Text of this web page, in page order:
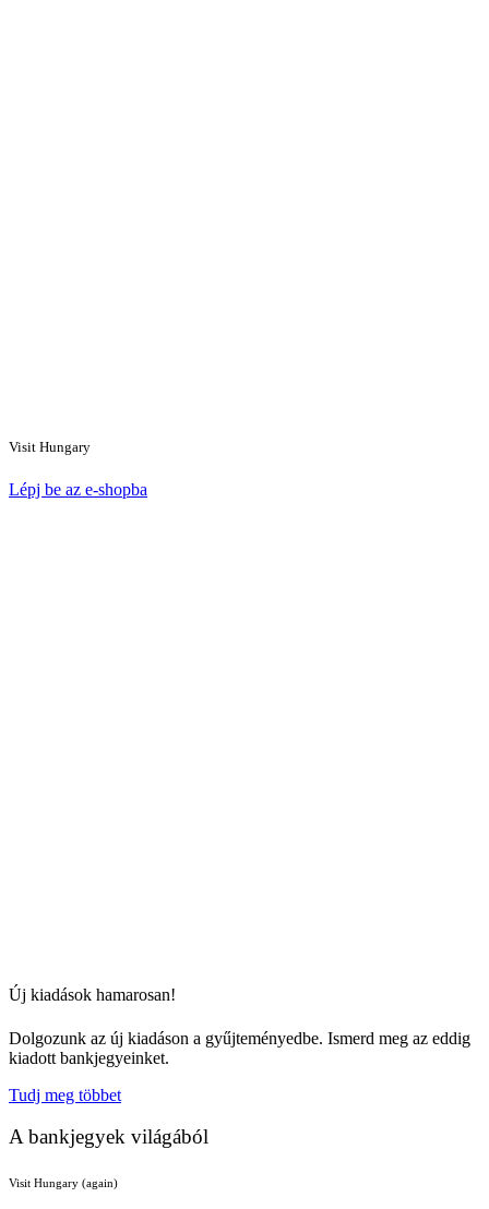
Visit Hungary
Lépj be az e-shopba
Új kiadások hamarosan!
Dolgozunk az új kiadáson a gyűjteményedbe. Ismerd meg az eddig
kiadott bankjegyeinket.
Tudj meg többet
A bankjegyek világából
Visit Hungary (again)